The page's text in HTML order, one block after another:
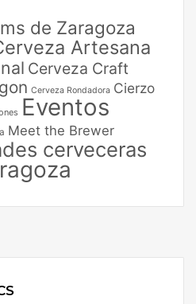
de Zaragoza
Artesana
Cerveza Craft
Cerveza Rondadora Cierzo
Eventos
Meet the Brewer
cerveceras